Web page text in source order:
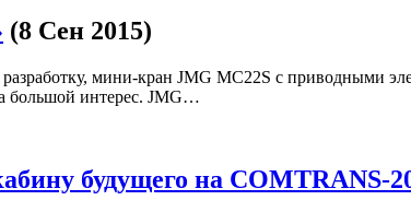
(8 Сен 2015)
мини-кран JMG MC22S с приводными
большой интерес. JMG…
будущего на COMTRANS-